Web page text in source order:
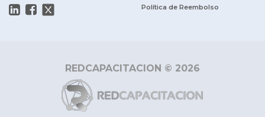
Política de Reembolso
REDCAPACITACION © 2026